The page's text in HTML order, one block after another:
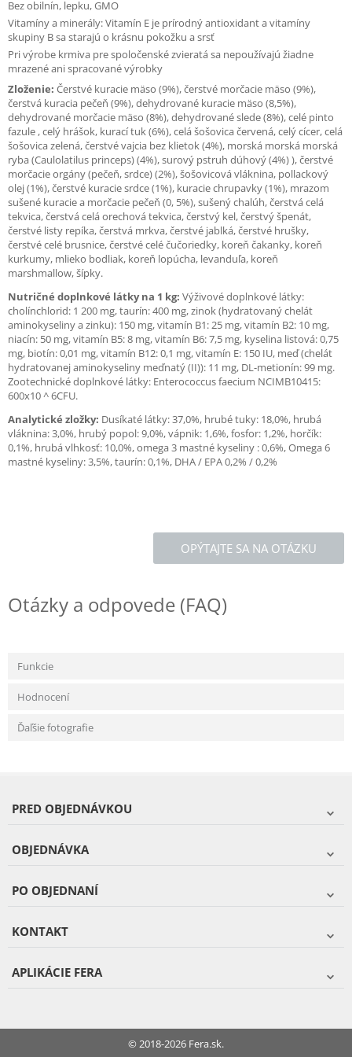
Bez obilnín, lepku, GMO
Vitamíny a minerály: Vitamín E je prírodný antioxidant a vitamíny
skupiny B sa starajú o krásnu pokožku a srsť
Pri výrobe krmiva pre spoločenské zvieratá sa nepoužívajú žiadne
mrazené ani spracované výrobky
Zloženie: Čerstvé kuracie mäso (9%), čerstvé morčacie mäso (9%),
čerstvá kuracia pečeň (9%), dehydrované kuracie mäso (8,5%),
dehydrované morčacie mäso (8%), dehydrované slede (8%), celé pinto
fazule , celý hrášok, kurací tuk (6%), celá šošovica červená, celý cícer, celá
šošovica zelená, čerstvé vajcia bez klietok (4%), morská morská morská
ryba (Caulolatilus princeps) (4%), surový pstruh dúhový (4%) ), čerstvé
morčacie orgány (pečeň, srdce) (2%), šošovicová vláknina, pollackový
olej (1%), čerstvé kuracie srdce (1%), kuracie chrupavky (1%), mrazom
sušené kuracie a morčacie pečeň (0, 5%), sušený chalúh, čerstvá celá
tekvica, čerstvá celá orechová tekvica, čerstvý kel, čerstvý špenát,
čerstvé listy repíka, čerstvá mrkva, čerstvé jablká, čerstvé hrušky,
čerstvé celé brusnice, čerstvé celé čučoriedky, koreň čakanky, koreň
kurkumy, mlieko bodliak, koreň lopúcha, levanduľa, koreň
marshmallow, šípky.
Nutričné doplnkové látky na 1 kg: Výživové doplnkové látky:
cholínchlorid: 1 200 mg, taurín: 400 mg, zinok (hydratovaný chelát
aminokyseliny a zinku): 150 mg, vitamín B1: 25 mg, vitamín B2: 10 mg,
niacín: 50 mg, vitamín B5: 8 mg, vitamín B6: 7,5 mg, kyselina listová: 0,75
mg, biotín: 0,01 mg, vitamín B12: 0,1 mg, vitamín E: 150 IU, meď (chelát
hydratovanej aminokyseliny meďnatý (II)): 11 mg, DL-metionín: 99 mg.
Zootechnické doplnkové látky: Enterococcus faecium NCIMB10415:
600x10 ^ 6CFU.
Analytické zložky: Dusíkaté látky: 37,0%, hrubé tuky: 18,0%, hrubá
vláknina: 3,0%, hrubý popol: 9,0%, vápnik: 1,6%, fosfor: 1,2%, horčík:
0,1%, hrubá vlhkosť: 10,0%, omega 3 mastné kyseliny : 0,6%, Omega 6
mastné kyseliny: 3,5%, taurín: 0,1%, DHA / EPA 0,2% / 0,2%
OPÝTAJTE SA NA OTÁZKU
Otázky a odpovede (FAQ)
Funkcie
Hodnocení
Ďaľšie fotografie
PRED OBJEDNÁVKOU
OBJEDNÁVKA
PO OBJEDNANÍ
KONTAKT
APLIKÁCIE FERA
© 2018-2026 Fera.sk.